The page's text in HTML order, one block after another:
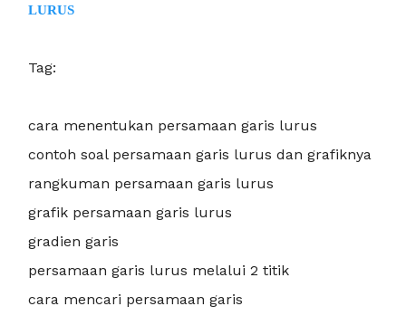
LURUS
Tag:
cara menentukan persamaan garis lurus
contoh soal persamaan garis lurus dan grafiknya
rangkuman persamaan garis lurus
grafik persamaan garis lurus
gradien garis
persamaan garis lurus melalui 2 titik
cara mencari persamaan garis